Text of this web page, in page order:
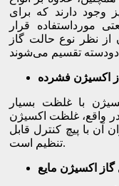
دارند که برای
مورداستفاده قرار
نظر نوع حالت گاز
اکسیژن فشرده
با غلظت بسیار
21% جو) هستند. در واقع، غلظت اکسیژن
و میزان آن با پیچ کنترل قابل
تنظیم است.
اکسیژن مایع